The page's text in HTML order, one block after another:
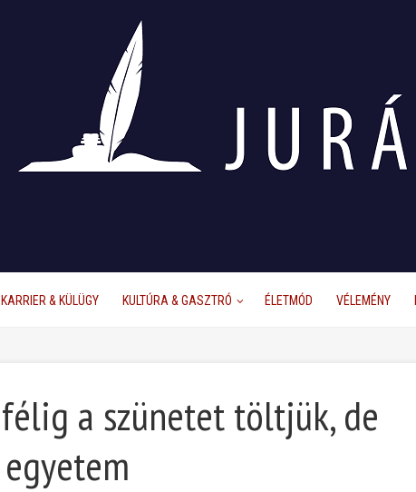
KARRIER & KÜLÜGY KULTÚRA & GASZTRÓ ÉLETMÓD VÉLEMÉNY
a szünetet töltjük, de